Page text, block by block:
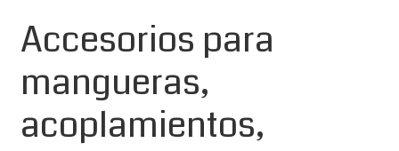
Accesorios para
mangueras,
acoplamientos,